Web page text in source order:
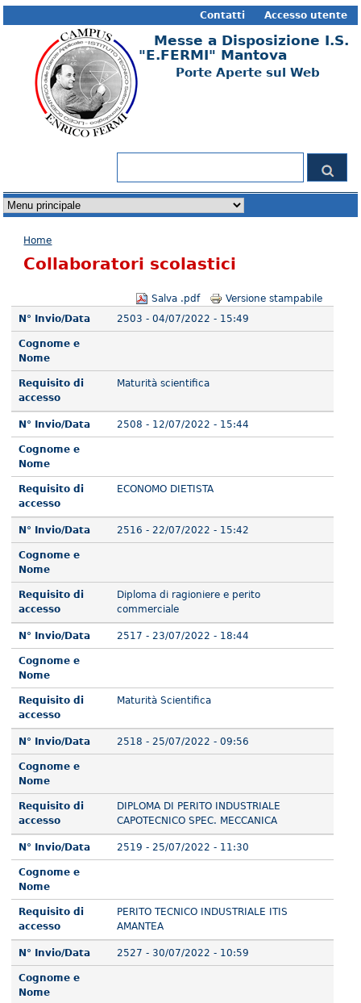
Accesso utente
Contatti
Messe a Disposizione I.S.
"E.FERMI" Mantova
Porte Aperte sul Web
Tu sei qui
Home
Collaboratori scolastici
Versione stampabile
Salva .pdf
N° Invio/Data
2503 - 04/07/2022 - 15:49
Cognome e
Nome
Requisito di
accesso
Maturità scientifica
N° Invio/Data 2508 - 12/07/2022 - 15:44
Cognome e
Nome
Requisito di
accesso
ECONOMO DIETISTA
N° Invio/Data 2516 - 22/07/2022 - 15:42
Cognome e
Nome
Requisito di
accesso
Diploma di ragioniere e perito
commerciale
N° Invio/Data 2517 - 23/07/2022 - 18:44
Cognome e
Nome
Requisito di
accesso
Maturità Scientifica
N° Invio/Data 2518 - 25/07/2022 - 09:56
Cognome e
Nome
Requisito di
accesso
DIPLOMA DI PERITO INDUSTRIALE
CAPOTECNICO SPEC. MECCANICA
N° Invio/Data 2519 - 25/07/2022 - 11:30
Cognome e
Nome
Requisito di
accesso
PERITO TECNICO INDUSTRIALE ITIS
AMANTEA
N° Invio/Data 2527 - 30/07/2022 - 10:59
Cognome e
Nome